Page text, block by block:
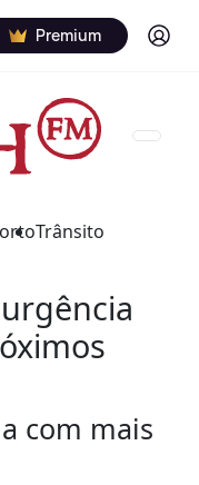
Premium Log in
Trânsito
com mais